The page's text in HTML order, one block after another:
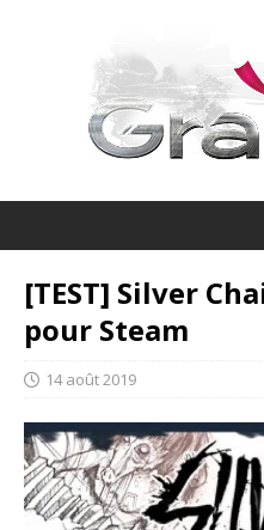
[TEST] Silver
pour Steam
14 août 2019